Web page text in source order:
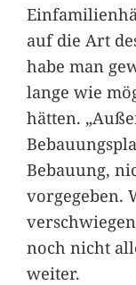
auf die Art
habe man
lange wie
hätten.
Bebauung,
vorgegeben.
noch nicht
weiter.